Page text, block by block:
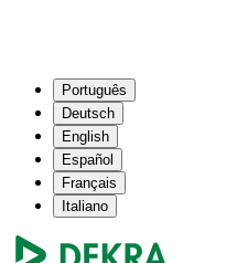
Português
Deutsch
English
Español
Français
Italiano